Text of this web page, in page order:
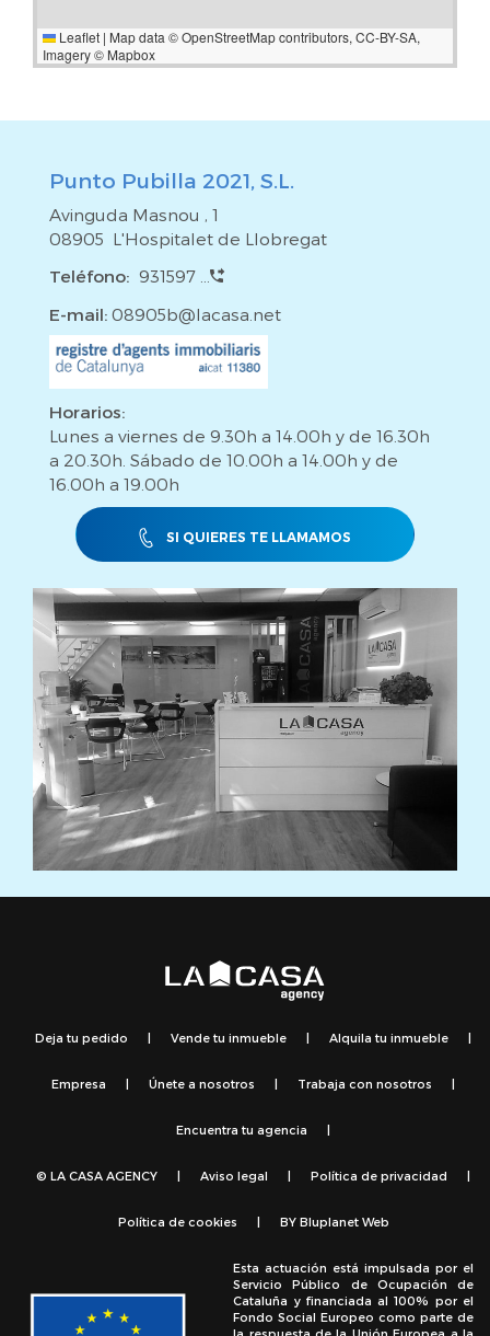
Leaflet | Map data ©OpenStreetMapcontributors, CC-BY-SA,
Imagery © Mapbox
Punto Pubilla 2021, S.L.
Avinguda Masnou , 1
08905 L'Hospitalet de Llobregat
Teléfono: 931597 ...
E-mail: 08905b@lacasa.net
Horarios:
Lunes a viernes de 9.30h a 14.00h y de 16.30h
a 20.30h. Sábado de 10.00h a 14.00h y de
16.00h a 19.00h
SI QUIERES TE LLAMAMOS
Deja tu pedido Vende tu inmueble Alquila tu inmueble
Empresa Únete a nosotros Trabaja con nosotros
Encuentra tu agencia
© LA CASA AGENCY Aviso legal Política de privacidad
Política de cookies BY Bluplanet Web
Esta actuación está impulsada por el
Servicio Público de Ocupación de
Cataluña y financiada al 100% por el
Fondo Social Europeo como parte de